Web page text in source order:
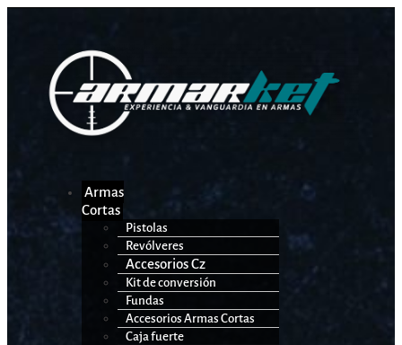
Armas
Cortas
Pistolas
Revólveres
Accesorios Cz
Kit de conversión
Fundas
Accesorios Armas Cortas
Caja fuerte